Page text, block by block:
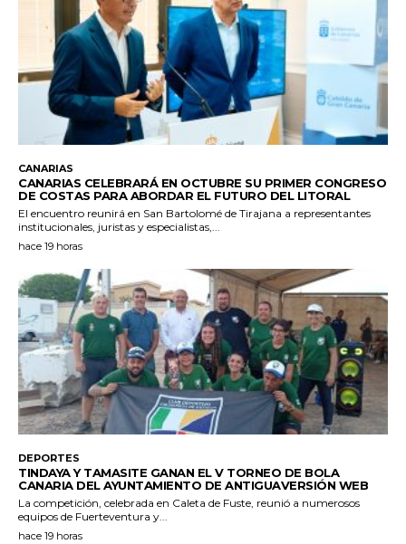
CANARIAS
CANARIAS CELEBRARÁ EN OCTUBRE SU PRIMER CONGRESO
DE COSTAS PARA ABORDAR EL FUTURO DEL LITORAL
El encuentro reunirá en San Bartolomé de Tirajana a representantes
institucionales, juristas y especialistas,...
hace 19 horas
DEPORTES
TINDAYA Y TAMASITE GANAN EL V TORNEO DE BOLA
CANARIA DEL AYUNTAMIENTO DE ANTIGUAVERSIÓN WEB
La competición, celebrada en Caleta de Fuste, reunió a numerosos
equipos de Fuerteventura y...
hace 19 horas